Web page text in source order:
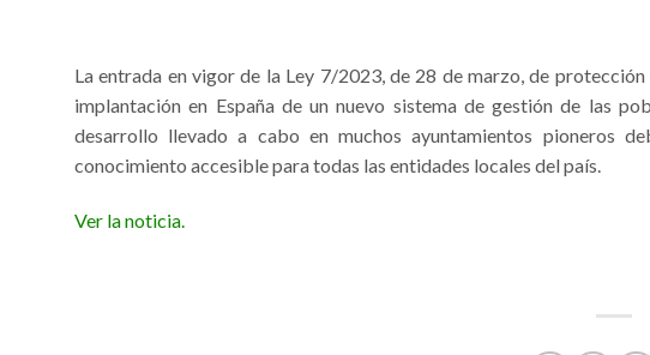
La entrada en vigor de la Ley 7/2023, de 28 de marzo, de
implantación en España de un nuevo sistema de gestión de las
desarrollo llevado a cabo en muchos ayuntamientos pioneros
conocimiento accesible para todas las entidades locales del país.
Ver la noticia.